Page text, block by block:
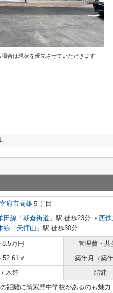
合は現状を優先させていただきます
府市高雄 ５丁目
田線 「 朝倉街道 」駅 徒歩23分
西
線 「 天拝山 」駅 徒歩30分
8.5万円
管理費・共
52.61㎡
築年月（築
/ 木造 階建
距離に筑紫野中学校があるのも魅